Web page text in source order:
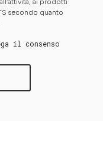
ai prodotti
secondo quanto
il consenso